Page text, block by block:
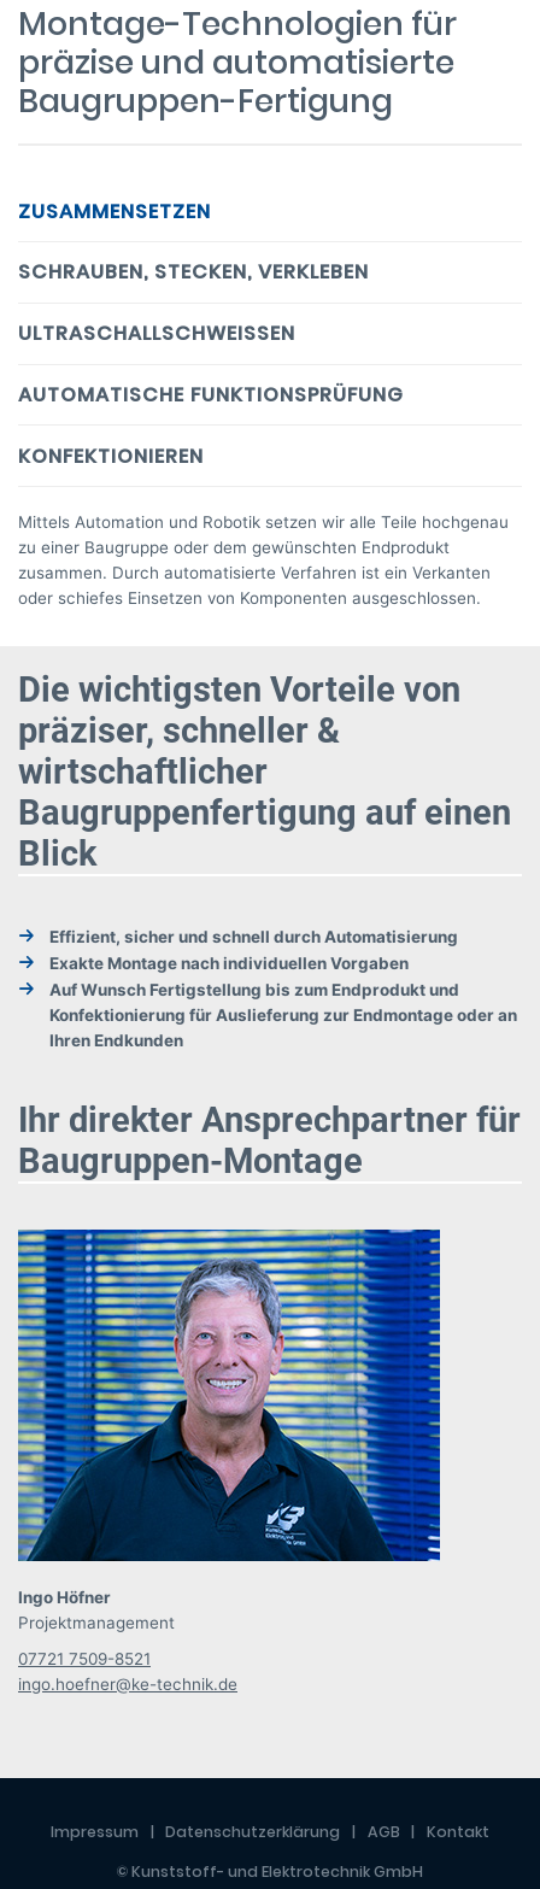
Montage-Technologien für
präzise und automatisierte
Baugruppen-Fertigung
ZUSAMMENSETZEN
SCHRAUBEN, STECKEN, VERKLEBEN
ULTRASCHALLSCHWEISSEN
AUTOMATISCHE FUNKTIONSPRÜFUNG
KONFEKTIONIEREN
Mittels Automation und Robotik setzen wir alle Teile hochgenau
zu einer Baugruppe oder dem gewünschten Endprodukt
zusammen. Durch automatisierte Verfahren ist ein Verkanten
oder schiefes Einsetzen von Komponenten ausgeschlossen.
Die wichtigsten Vorteile von
präziser, schneller &
wirtschaftlicher
Baugruppenfertigung auf einen
Blick
Effizient, sicher und schnell durch Automatisierung
Exakte Montage nach individuellen Vorgaben
Auf Wunsch Fertigstellung bis zum Endprodukt und
Konfektionierung für Auslieferung zur Endmontage oder an
Ihren Endkunden
Ihr direkter Ansprechpartner für
Baugruppen-Montage
Ingo Höfner
Projektmanagement
07721 7509-8521
ingo.hoefner@ke-technik.de
Impressum Datenschutzerklärung AGB
Kontakt
© Kunststoff- und Elektrotechnik GmbH